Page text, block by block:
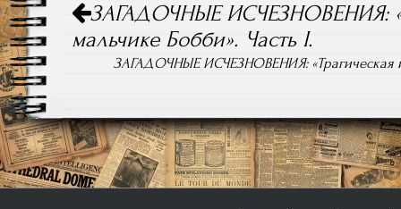
по
записям
ЗАГАДОЧНЫЕ ИСЧЕЗНОВЕНИЯ:
мальчике Бобби». Часть I.
ЗАГАДОЧНЫЕ ИСЧЕЗНОВЕНИЯ: «Трагическая